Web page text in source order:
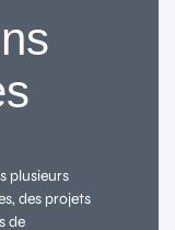
plusieurs
des projets
de